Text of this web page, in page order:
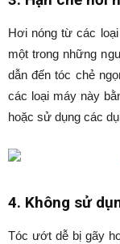
Hơi nóng từ các
một trong những
dẫn đến tóc chẻ
các loại máy này
hoặc sử dụng các
4. Không sử
Tóc ướt dễ bị gãy